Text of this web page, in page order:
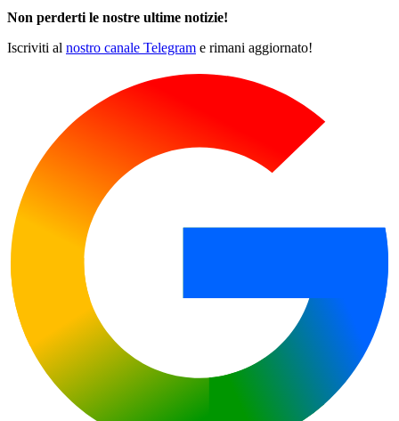
Non perderti le nostre ultime notizie!
Iscriviti al nostro canale Telegram e rimani aggiornato!